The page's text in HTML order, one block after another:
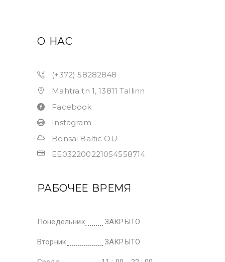
О НАС
(+372) 58282848
Mahtra tn 1, 13811 Tallinn
Facebook
Instagram
Bonsai Baltic OU
EE032200221054558714
РАБОЧЕЕ ВРЕМЯ
Понедельник ЗАКРЫТО
Вторник ЗАКРЫТО